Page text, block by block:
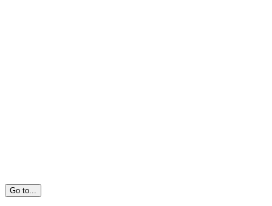
Go to...